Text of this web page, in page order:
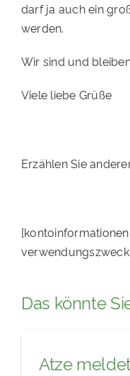
darf ja auch ein
werden.
Wir sind und
Viele liebe Grüße
Erzählen Sie
[kontoinformationen
Das könnte
Atze